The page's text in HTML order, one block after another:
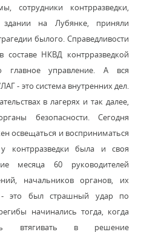
сотрудники контрразведки,
на Лубянке, приняли
былого. Справедливости
составе НКВД контрразведкой
главное управление. А вся
- это система внутренних дел.
в лагерях и так далее,
безопасности. Сегодня
освещаться и восприниматься
контрразведки была и своя
месяца 60 руководителей
начальников органов, их
- это был страшный удар по
начинались тогда, когда
втягивать в решение